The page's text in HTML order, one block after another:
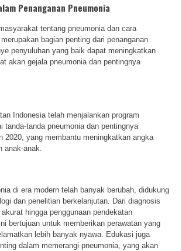
Penanganan Pneumonia
tentang pneumonia dan cara
bagian penting dari penanganan
penyuluhan yang baik dapat meningkatkan
akan gejala pneumonia dan pentingnya
Indonesia telah menjalankan program
tanda-tanda pneumonia dan pentingnya
2020, yang membantu meningkatkan angka
anak-anak.
di era modern telah banyak berubah, didukung
dan penelitian berkelanjutan. Dari diagnosis
hingga penggunaan pendekatan
bertujuan untuk memberikan perawatan yang
lebih banyak nyawa. Edukasi juga
dalam memerangi pneumonia, yang akan